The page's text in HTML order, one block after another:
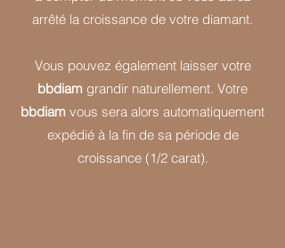
arrêté la croissance de votre diamant.
Vous pouvez également laisser votre
bbdiam grandir naturellement. Votre
bbdiam vous sera alors automatiquement
expédié à la fin de sa période de
croissance (1/2 carat).